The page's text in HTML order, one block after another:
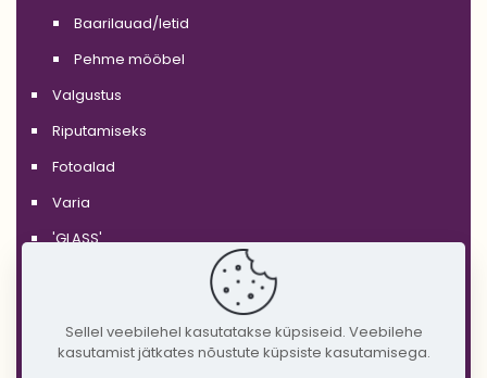
Baarilauad/letid
Pehme mööbel
Valgustus
Riputamiseks
Fotoalad
Varia
'GLASS'
'SILVER'
Sellel veebilehel kasutatakse küpsiseid. Veebilehe
kasutamist jätkates nõustute küpsiste kasutamisega.